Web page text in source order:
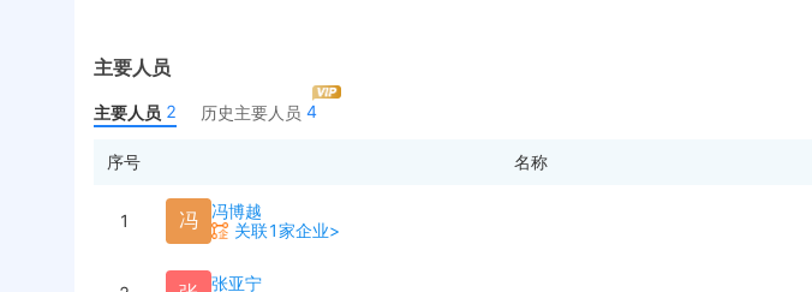
主要人员
主要人员 2 历史主要人员 4
序号 名称
1 冯
冯博越
关联1家企业>
张亚宁